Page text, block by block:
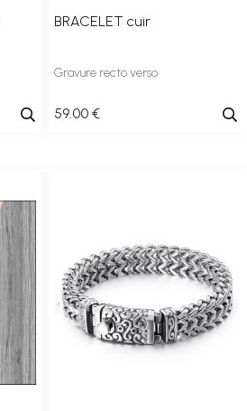
BRACELET cuir
Gravure recto verso
59.00 €